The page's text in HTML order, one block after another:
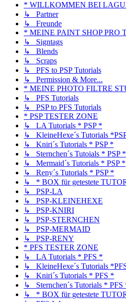
* WILLKOMMEN BEI
↳ Partner
↳ Freunde
* MEINE PAINT SHOP PRO
↳ Signtags
↳ Blends
↳ Scraps
↳ PFS to PSP Tutorials
↳ Permission & More...
* MEINE PHOTO FILTRE
↳ PFS Tutorials
↳ PSP to PFS Tutorials
* PSP TESTER ZONE
↳ LA Tutorials * PSP *
↳ KleineHexe´s Tutorials
↳ Kniri´s Tutorials * PSP *
↳ Sternchen´s Tutoials * PSP *
↳ Mermaid´s Tutorials * PSP *
↳ Reny´s Tutorials * PSP *
↳ * BOX für getestete
↳ PSP-LA
↳ PSP-KLEINEHEXE
↳ PSP-KNIRI
↳ PSP-STERNCHEN
↳ PSP-MERMAID
↳ PSP-RENY
* PFS TESTER ZONE
↳ LA Tutorials * PFS *
↳ KleineHexe´s Tutorials
↳ Kniri´s Tutorials * PFS *
↳ Sternchen´s Tutorials * PFS
↳ * BOX für getestete